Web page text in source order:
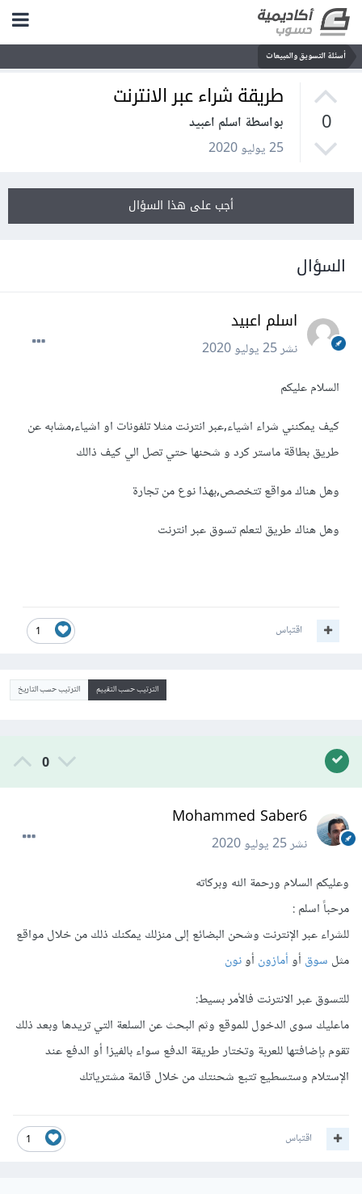
أسئلة التسويق والمبيعات
0
طريقة شراء عبر الانترنت
بواسطة اسلم اعبيد
25 يوليو 2020
أجب على هذا السؤال
السؤال
اسلم اعبيد
نشر25 يوليو 2020
السلام عليكم
كيف يمكنني شراء اشياء,عبر انترنت مثلا تلفونات او اشياء,مشابه عن
طريق بطاقة ماستر كرد و شحنها حتي تصل الي كيف ذالك
وهل هناك مواقع تتخصص,بهذا نوع من تجارة
وهل هناك طريق لتعلم تسوق عبر انترنت
1 اقتباس
الترتيب حسب التقييم الترتيب حسب التاريخ
0
Mohammed Saber6
نشر25 يوليو 2020
وعليكم السلام ورحمة الله وبركاته
مرحباً اسلم :
للشراء عبر الإنترنت وشحن البضائع إلى منزلك يمكنك ذلك من خلال مواقع
مثل سوقأوأمازونأونون
للتسوق عبر الانترنت فالأمر بسيط:
ماعليك سوى الدخول للموقع وثم البحث عن السلعة التي تريدها وبعد ذلك
تقوم بإضافتها للعربة وتختار طريقة الدفع سواء بالفيزا أو الدفع عند
الإستلام وستسطيع تتبع شحنتك من خلال قائمة مشترياتك
1 اقتباس